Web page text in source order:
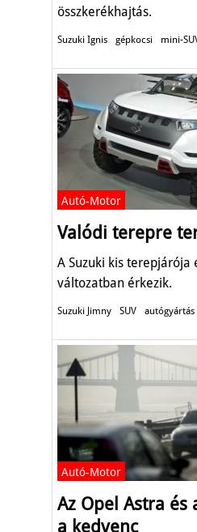
összkerékhajtás.
Suzuki Ignis gépkocsi mini-
Autó-Motor
Valódi terepre
A Suzuki kis terepjárója
változatban érkezik.
Suzuki Jimny SUV autógyártás
Autó-Motor
Az Opel Astra és
a kedvenc